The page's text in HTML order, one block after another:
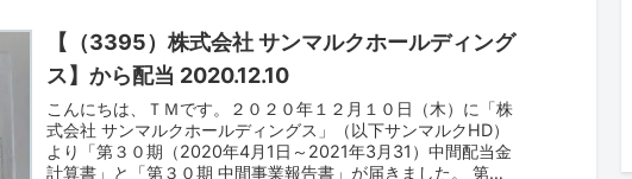
【（3395）株式会社 サンマルクホールディング
ス】から配当 2020.12.10
こんにちは、ＴＭです。２０２０年１２月１０日（木）に「株
式会社 サンマルクホールディングス」（以下サンマルクHD）
より「第３０期（2020年4月1日～2021年3月31）中間配当金
計算書」と「第３０期 中間事業報告書」が届きました。 第３